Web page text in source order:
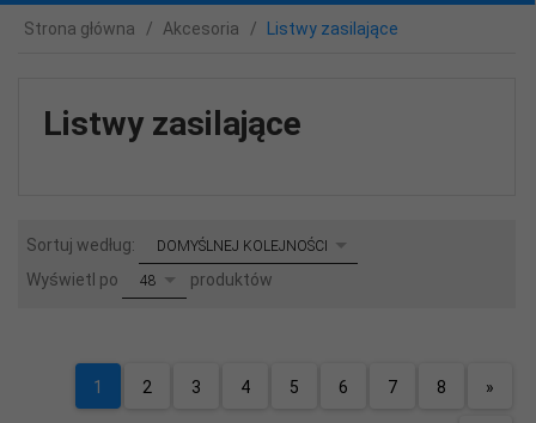
Strona główna Akcesoria Listwy zasilające
Listwy zasilające
Sortuj według: sortDOMYŚLNEJ KOLEJNOŚCI
Wyświetl po pop48 produktów
1 2 3 4 5 6 7 8 »